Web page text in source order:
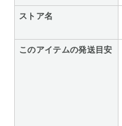
ストア名
このアイテムの発送目安